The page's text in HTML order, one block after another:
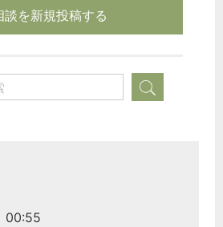
談を新規投稿する
00:55